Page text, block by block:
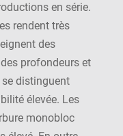
en série.
rendent très
des
profondeurs et
se distinguent
élevée. Les
monobloc